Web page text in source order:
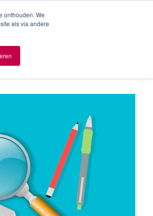
onthouden. We
als via andere